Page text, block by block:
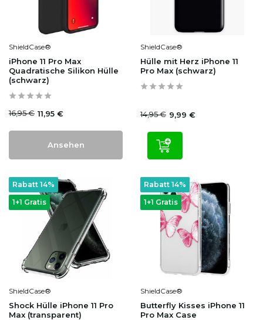
ShieldCase®
iPhone 11 Pro Max
Quadratische Silikon Hülle
(schwarz)
16,95 € 11,95 €
Ansehen
ShieldCase®
Hülle mit Herz iPhone 11
Pro Max (schwarz)
14,95 € 9,99 €
1+1 Gratis
Rabatt 14%
ShieldCase®
Shock Hülle iPhone 11 Pro
Max (transparent)
1+1 Gratis
Rabatt 14%
ShieldCase®
Butterfly Kisses iPhone 11
Pro Max Case